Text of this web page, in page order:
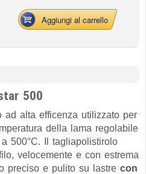
Aggiungi al carrello
500
ad alta efficenza utilizzato per
della lama regolabile
500°C. Il tagliapolistirolo
velocemente e con estrema
preciso e pulito su lastre con